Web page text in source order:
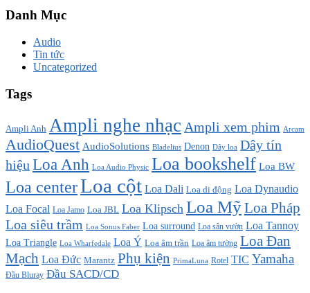
Danh Mục
Audio
Tin tức
Uncategorized
Tags
Ampli Anh Ampli nghe nhạc Ampli xem phim Arcam
AudioQuest AudioSolutions Bladelius Denon Dây loa Dây tín
hiệu Loa Anh Loa Audio Physic Loa bookshelf Loa BW
Loa centerLoa cột Loa Dali Loa di động Loa Dynaudio
Loa Focal Loa Jamo Loa JBL Loa Klipsch Loa MỹLoa Pháp
Loa siêu trầm Loa Sonus Faber Loa surround Loa sân vườn Loa Tannoy
Loa Triangle Loa Wharfedale Loa Ý Loa âm trần Loa âm tường Loa Đan
Mạch Loa Đức Marantz Phụ kiện PrimaLuna Rotel TIC Yamaha
Đầu Bluray Đầu SACD/CD